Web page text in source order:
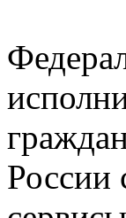
России